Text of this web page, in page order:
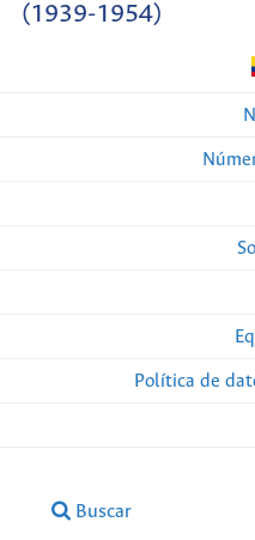
(1939-1954)
Política de
Buscar